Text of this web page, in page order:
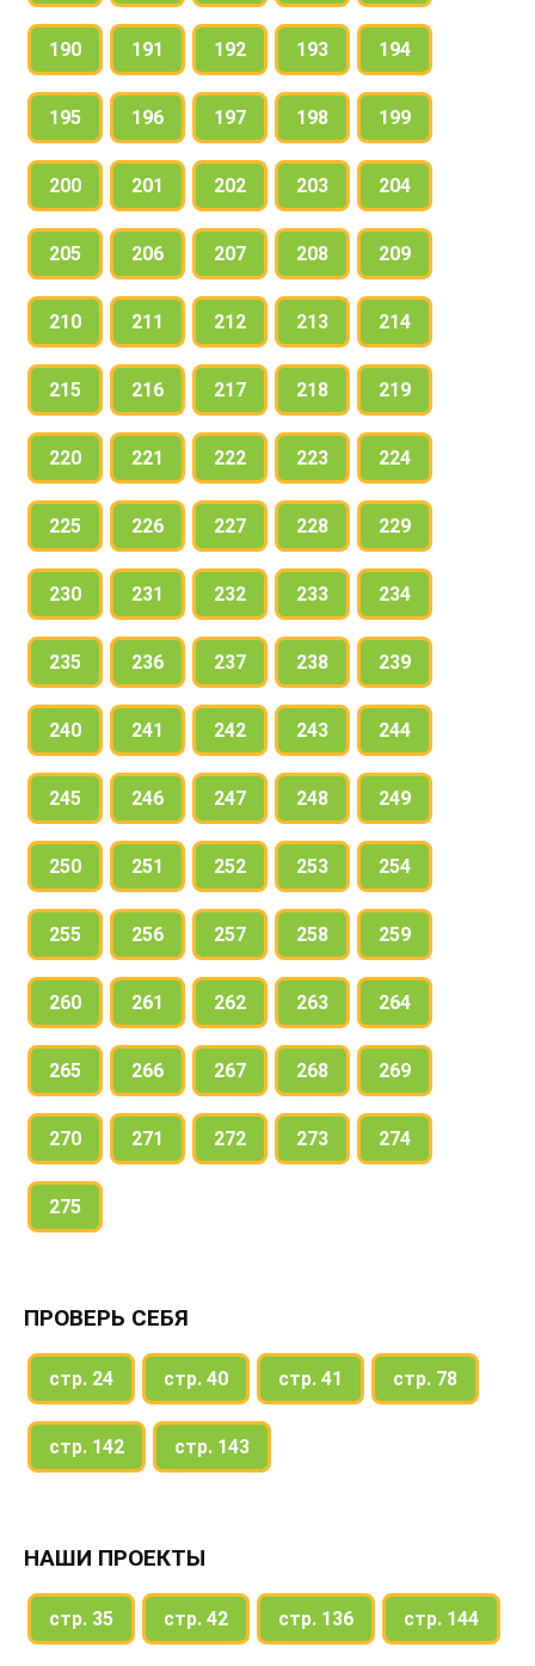
190 191 192 193 194
195 196 197 198 199
200 201 202 203 204
205 206 207 208 209
210 211 212 213 214
215 216 217 218 219
220 221 222 223 224
225 226 227 228 229
230 231 232 233 234
235 236 237 238 239
240 241 242 243 244
245 246 247 248 249
250 251 252 253 254
255 256 257 258 259
260 261 262 263 264
265 266 267 268 269
270 271 272 273 274
275
ПРОВЕРЬ СЕБЯ
стр. 24 стр. 40 стр. 41 стр. 78
стр. 142 стр. 143
НАШИ ПРОЕКТЫ
стр. 35 стр. 42 стр. 136 стр. 144